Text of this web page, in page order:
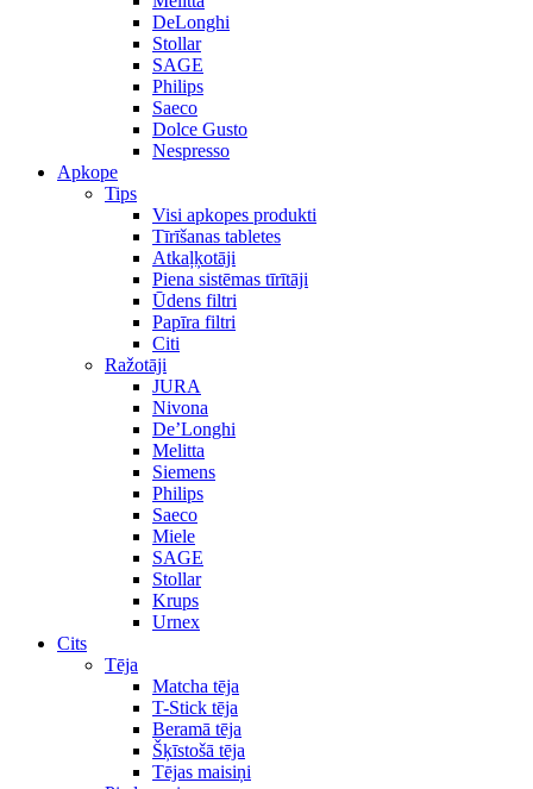
DeLonghi
Stollar
SAGE
Philips
Saeco
Dolce Gusto
Nespresso
Apkope
Tips
Visi apkopes produkti
Tīrīšanas tabletes
Atkaļķotāji
Piena sistēmas tīrītāji
Ūdens filtri
Papīra filtri
Citi
Ražotāji
JURA
Nivona
De’Longhi
Melitta
Siemens
Philips
Saeco
Miele
SAGE
Stollar
Krups
Urnex
Cits
Tēja
Matcha tēja
T-Stick tēja
Beramā tēja
Šķīstošā tēja
Tējas maisiņi